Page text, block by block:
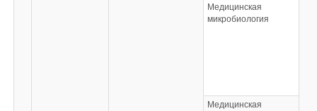
Медицинская
микробиология
Медицинская